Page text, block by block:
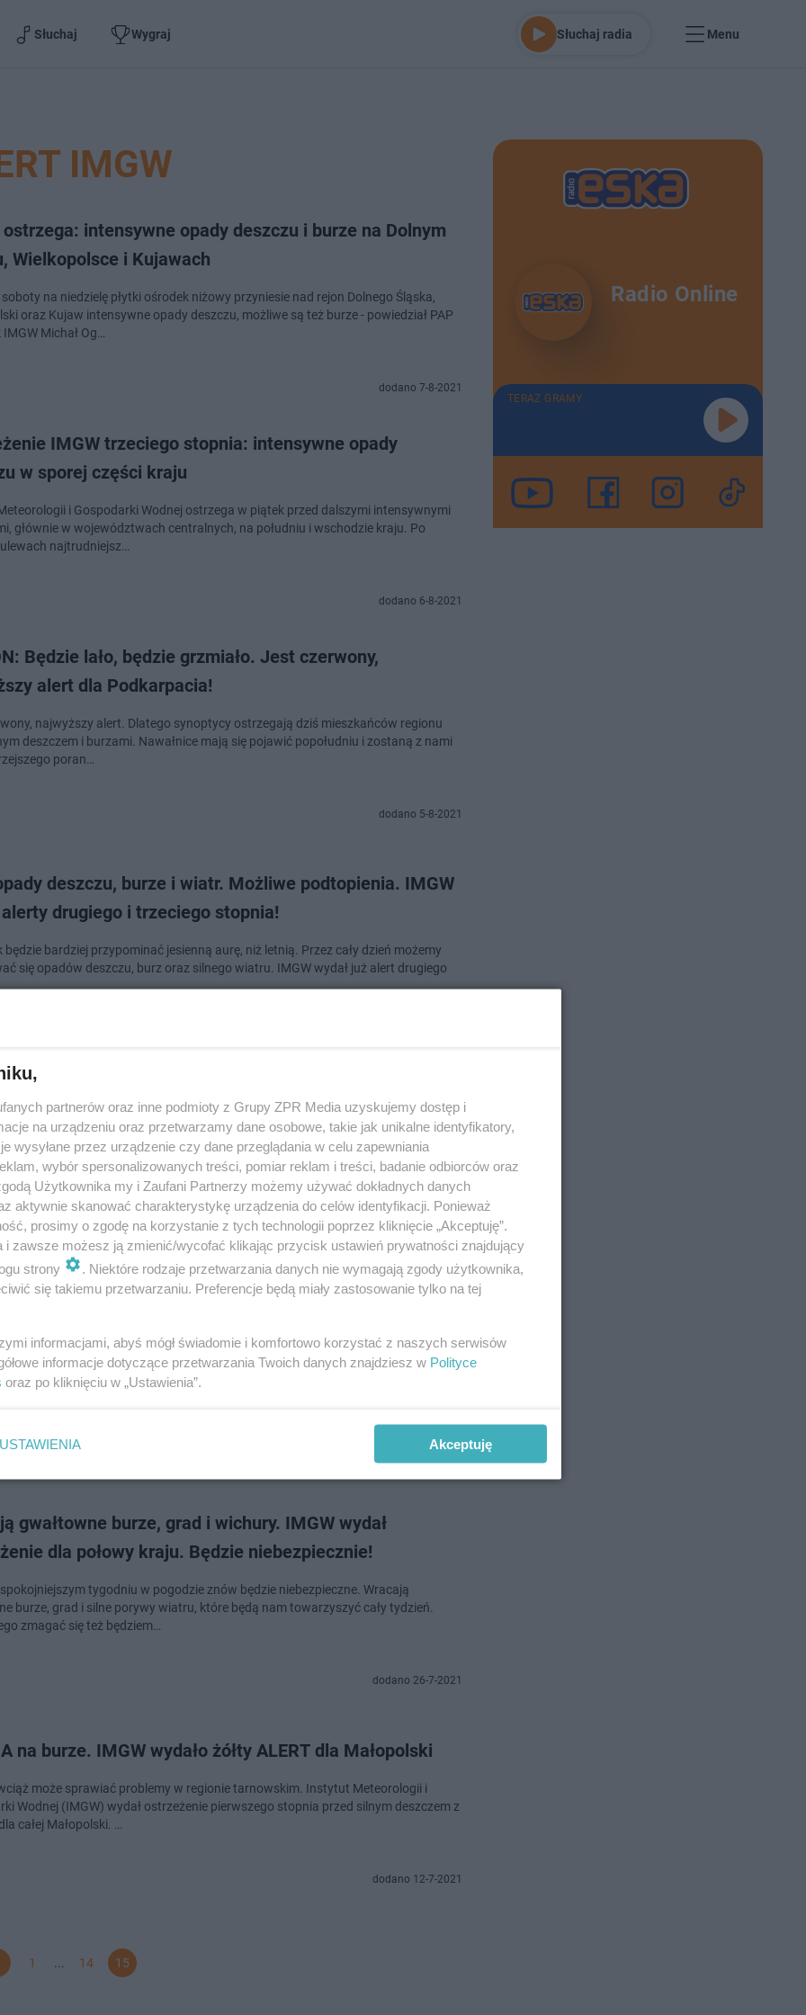
Słuchaj Wygraj Słuchaj radia Menu
IMGW
ostrzega: intensywne opady deszczu i burze na Dolnym
Wielkopolsce i Kujawach
na niedzielę płytki ośrodek niżowy przyniesie nad rejon Dolnego Śląska,
oraz Kujaw intensywne opady deszczu, możliwe są też burze - powiedział PAP
Michał Og…
dodano 7-8-2021
IMGW trzeciego stopnia: intensywne opady
w sporej części kraju
i Gospodarki Wodnej ostrzega w piątek przed dalszymi intensywnymi
głównie w województwach centralnych, na południu i wschodzie kraju. Po
najtrudniejsz…
dodano 6-8-2021
Będzie lało, będzie grzmiało. Jest czerwony,
alert dla Podkarpacia!
najwyższy alert. Dlatego synoptycy ostrzegają dziś mieszkańców regionu
deszczem i burzami. Nawałnice mają się pojawić popołudniu i zostaną z nami
poran…
dodano 5-8-2021
deszczu, burze i wiatr. Możliwe podtopienia. IMGW
alerty drugiego i trzeciego stopnia!
będzie bardziej przypominać jesienną aurę, niż letnią. Przez cały dzień możemy
się opadów deszczu, burz oraz silnego wiatru. IMGW wydał już alert drugiego
W niedzielę niebezpieczna aura. IMGW wydał dla
alert III-go stopnia
deszczu, lokalnie grad, nawałnicowe porywy wiatru do 120 km/h. Przed
mieszkańców Podkarpacia ostrzegają synoptycy IMGW.
dodano 1-8-2021
pogoda w weekend
się bardzo niebezpieczny weekend w pogodzie. Instytut Meteorologii i
Wodnej ostrzega przed gwałtownymi zjawiskami, w tym burzami, gradem, a
dodano 31-7-2021
gwałtowne burze, grad i wichury. IMGW wydał
dla połowy kraju. Będzie niebezpiecznie!
tygodniu w pogodzie znów będzie niebezpieczne. Wracają
burze, grad i silne porywy wiatru, które będą nam towarzyszyć cały tydzień.
zmagać się też będziem…
dodano 26-7-2021
na burze. IMGW wydało żółty ALERT dla Małopolski
może sprawiać problemy w regionie tarnowskim. Instytut Meteorologii i
Wodnej (IMGW) wydał ostrzeżenie pierwszego stopnia przed silnym deszczem z
całej Małopolski. …
dodano 12-7-2021
1 14 15
Radio Online
TERAZ GRAMY
partnerów oraz inne podmioty z Grupy ZPR Media uzyskujemy dostęp i
na urządzeniu oraz przetwarzamy dane osobowe, takie jak unikalne identyfikatory,
wysyłane przez urządzenie czy dane przeglądania w celu zapewniania
wybór spersonalizowanych treści, pomiar reklam i treści, badanie odbiorców oraz
Użytkownika my i Zaufani Partnerzy możemy używać dokładnych danych
aktywnie skanować charakterystykę urządzenia do celów identyfikacji. Ponieważ
prosimy o zgodę na korzystanie z tych technologii poprzez kliknięcie „Akceptuję”.
i zawsze możesz ją zmienić/wycofać klikając przycisk ustawień prywatności znajdujący
strony
. Niektóre rodzaje przetwarzania danych nie wymagają zgody użytkownika,
się takiemu przetwarzaniu. Preferencje będą miały zastosowanie tylko na tej
informacjami, abyś mógł świadomie i komfortowo korzystać z naszych serwisów
informacje dotyczące przetwarzania Twoich danych znajdziesz w Polityce
oraz po kliknięciu w „Ustawienia”.
USTAWIENIA Akceptuję